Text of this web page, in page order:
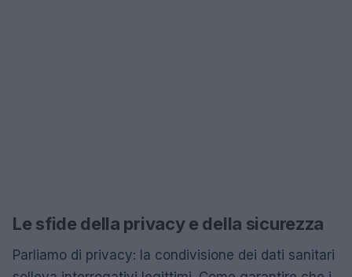
Le sfide della privacy e della sicurezza
Parliamo di privacy: la condivisione dei dati sanitari